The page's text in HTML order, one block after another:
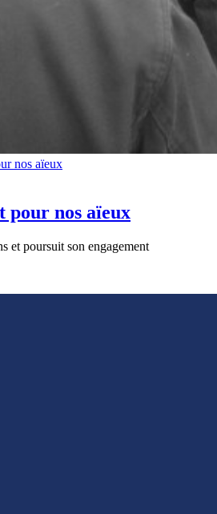
nos aïeux
pour nos aïeux
et poursuit son engagement